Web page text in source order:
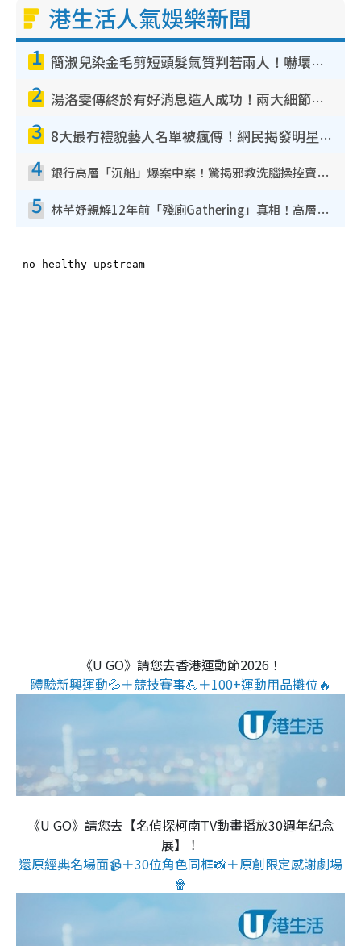
港生活人氣娛樂新聞
1 簡淑兒染金毛剪短頭髮氣質判若兩人！嚇壞老公麥大力都認唔出：「你做咩事？」
2 湯洛雯傳終於有好消息造人成功！兩大細節曝孕味極濃惹猜測：大肚婆先會咁！
3 8大最冇禮貌藝人名單被瘋傳！網民揭發明星真面目 一致數臭呢位係無品天花板？
4 銀行高層「沉船」爆案中案！驚揭邪教洗腦操控賣淫被吞600萬 幕後黑手講多錯多
5 林芊妤親解12年前「殘廁Gathering」真相！高層解約一句話重創尊嚴至今拒返TVB
《U GO》請您去香港運動節2026！
體驗新興運動💦＋競技賽事💪＋100+運動用品攤位🔥
《U GO》請您去【名偵探柯南TV動畫播放30週年紀念
展】！
還原經典名場面📹＋30位角色同框📸＋原創限定感謝劇場
🍿